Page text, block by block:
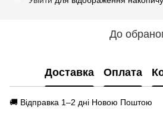
До
Доставка Оплата
🚚 Відправка 1–2 дні Новою Поштою